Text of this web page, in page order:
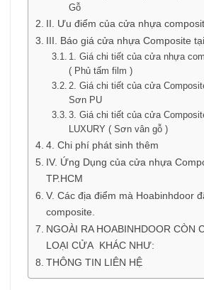
Gỗ
II. Ưu điểm của cửa nhựa
III. Báo giá cửa nhựa Composite
1. Giá chi tiết của cửa nhựa
( Phủ tấm film )
2. Giá chi tiết của cửa
Sơn PU
3. Giá chi tiết của cửa
LUXURY ( Sơn vân gỗ )
4. Chi phí phát sinh thêm
IV. Ứng Dụng của cửa nhựa
TP.HCM
V. Các địa điểm mà Hoabinhdoor
composite.
NGOÀI RA HOABINHDOOR CÒN
LOẠI CỬA KHÁC NHƯ:
THÔNG TIN LIÊN HỆ